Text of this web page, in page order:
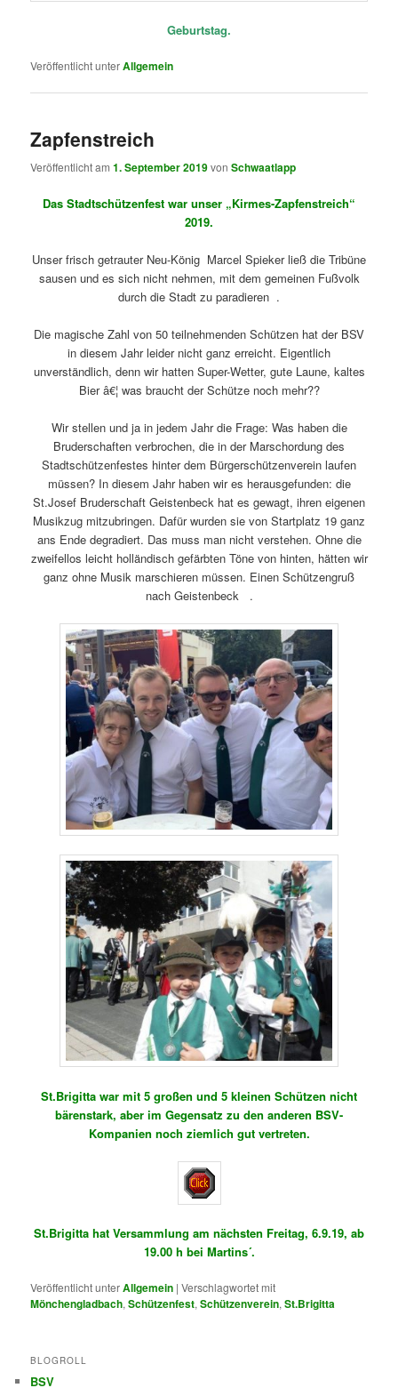
Geburtstag.
Veröffentlicht unterAllgemein
Zapfenstreich
Veröffentlicht am1. September 2019vonSchwaatlapp
Das Stadtschützenfest war unser „Kirmes-Zapfenstreich“
2019.
Unser frisch getrauter Neu-König Marcel Spieker ließ die Tribüne
sausen und es sich nicht nehmen, mit dem gemeinen Fußvolk
durch die Stadt zu paradieren .
Die magische Zahl von 50 teilnehmenden Schützen hat der BSV
in diesem Jahr leider nicht ganz erreicht. Eigentlich
unverständlich, denn wir hatten Super-Wetter, gute Laune, kaltes
Bier â€¦ was braucht der Schütze noch mehr??
Wir stellen und ja in jedem Jahr die Frage: Was haben die
Bruderschaften verbrochen, die in der Marschordung des
Stadtschützenfestes hinter dem Bürgerschützenverein laufen
müssen? In diesem Jahr haben wir es herausgefunden: die
St.Josef Bruderschaft Geistenbeck hat es gewagt, ihren eigenen
Musikzug mitzubringen. Dafür wurden sie von Startplatz 19 ganz
ans Ende degradiert. Das muss man nicht verstehen. Ohne die
zweifellos leicht holländisch gefärbten Töne von hinten, hätten wir
ganz ohne Musik marschieren müssen. Einen Schützengruß
nach Geistenbeck .
St.Brigitta war mit 5 großen und 5 kleinen Schützen nicht
bärenstark, aber im Gegensatz zu den anderen BSV-
Kompanien noch ziemlich gut vertreten.
St.Brigitta hat Versammlung am nächsten Freitag, 6.9.19, ab
19.00 h bei Martins´.
Veröffentlicht unterAllgemein |Verschlagwortet mit
Mönchengladbach,Schützenfest,Schützenverein,St.Brigitta
BLOGROLL
BSV